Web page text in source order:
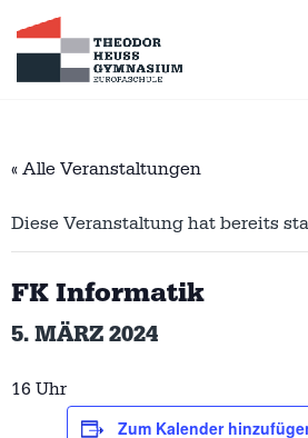
« Alle Veranstaltungen
Diese Veranstaltung hat bereits
FK Informatik
5. MÄRZ 2024
16 Uhr
Zum Kalender